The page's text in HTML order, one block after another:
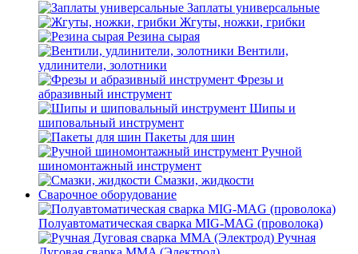
Заплаты универсальные
Жгуты, ножки, грибки
Резина сырая
Вентили,
удлинители, золотники
Фрезы и
абразивный инструмент
Шипы и
шиповальный инструмент
Пакеты для шин
Ручной
шиномонтажный инструмент
Смазки, жидкости
Сварочное оборудование
Полуавтоматическая сварка MIG-MAG (проволока)
Ручная